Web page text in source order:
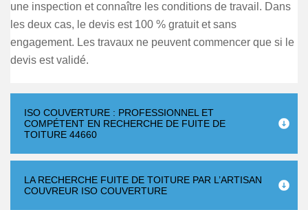
une inspection et connaître les conditions de travail. Dans
les deux cas, le devis est 100 % gratuit et sans
engagement. Les travaux ne peuvent commencer que si le
devis est validé.
ISO COUVERTURE : PROFESSIONNEL ET
COMPÉTENT EN RECHERCHE DE FUITE DE
TOITURE 44660
LA RECHERCHE FUITE DE TOITURE PAR L’ARTISAN
COUVREUR ISO COUVERTURE